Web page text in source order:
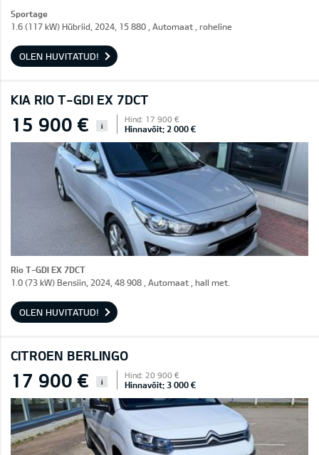
Sportage
1.6 (117 kW) Hübriid, 2024, 15 880 , Automaat , roheline
OLEN HUVITATUD!
KIA RIO T-GDI EX 7DCT
15 900 € i
Hind: 17 900 €
Hinnavõit: 2 000 €
Rio T-GDI EX 7DCT
1.0 (73 kW) Bensiin, 2024, 48 908 , Automaat , hall met.
OLEN HUVITATUD!
CITROEN BERLINGO
17 900 € i
Hind: 20 900 €
Hinnavõit: 3 000 €